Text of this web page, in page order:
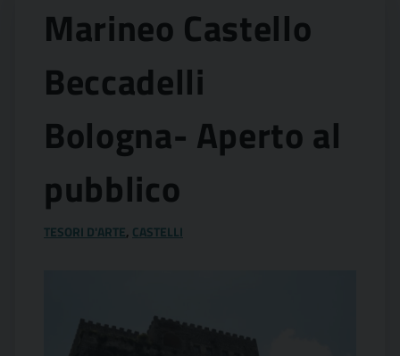
Marineo Castello
Beccadelli
Bologna- Aperto al
pubblico
TESORI D'ARTE, CASTELLI